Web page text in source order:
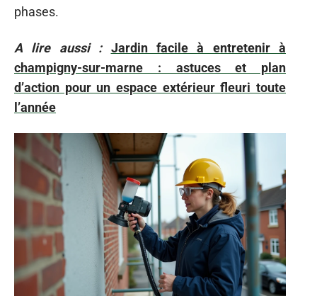
phases.
A lire aussi :
Jardin facile à entretenir à
champigny-sur-marne : astuces et plan
d’action pour un espace extérieur fleuri toute
l’année